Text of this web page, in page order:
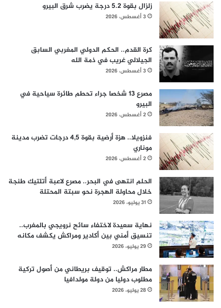
زلزال بقوة 5.2 درجة يضرب شرق البيرو
3 أغسطس، 2026
كرة القدم.. الحكم الدولي المغربي السابق
الجيلالي غريب في ذمة الله
3 أغسطس، 2026
مصرع 13 شخصا جراء تحطم طائرة سياحية في
البيرو
2 أغسطس، 2026
فنزويلا.. هزة أرضية بقوة 4,5 درجات تضرب مدينة
موناري
2 أغسطس، 2026
الحلم انتهى في البحر.. مصرع لاعبة أتلتيك طنجة
خلال محاولة الهجرة نحو سبتة المحتلة
31 يوليو، 2026
نهاية سعيدة لاختفاء سائح نرويجي بالمغرب..
تنسيق أمني بين أكادير ومراكش يكشف مكانه
29 يوليو، 2026
مطار مراكش.. توقيف بريطاني من أصول تركية
مطلوب دوليا من دولة مولدافيا
28 يوليو، 2026